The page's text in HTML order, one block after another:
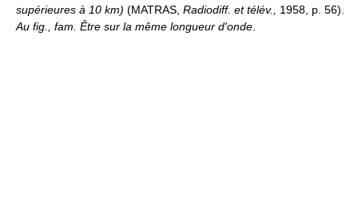
supérieures à 10 km) (MATRAS, Radiodiff. et télév., 1958, p. 56).
Au fig., fam. Être sur la même longueur d'onde